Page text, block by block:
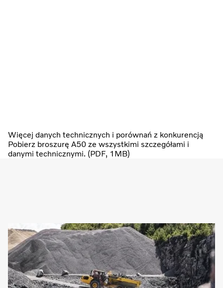
Więcej danych technicznych i porównań z konkurencją
Pobierz broszurę A50 ze wszystkimi szczegółami i
danymi technicznymi. (PDF, 1MB)